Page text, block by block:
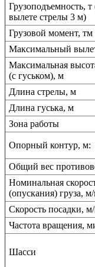
Грузоподъемность, т
вылете стрелы 3 м)
Грузовой момент, тм
Максимальный
Максимальная
(с гуськом), м
Длина стрелы, м
Длина гуська, м
Зона работы
Опорный контур, м:
Общий вес
Номинальная
(опускания) груза,
Скорость посадки,
Частота вращения,
Шасси